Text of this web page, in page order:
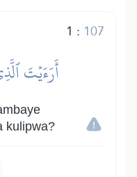
1 : 107
أَرَءَيۡتَ
kulipwa?